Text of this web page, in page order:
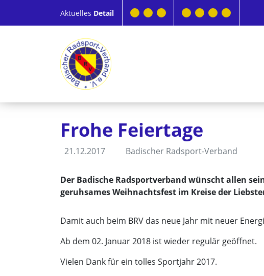
Aktuelles Detail
Frohe Feiertage
21.12.2017 Badischer Radsport-Verband
Der Badische Radsportverband wünscht allen
geruhsames Weihnachtsfest im Kreise der
Damit auch beim BRV das neue Jahr mit neuer
Ab dem 02. Januar 2018 ist wieder regulär geöffnet.
Vielen Dank für ein tolles Sportjahr 2017.